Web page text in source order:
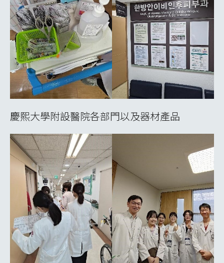
慶熙大學附設醫院各部門以及器材產品